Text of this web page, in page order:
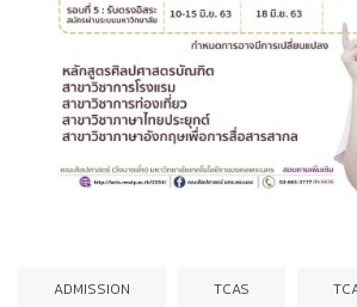
ADMISSION TCAS